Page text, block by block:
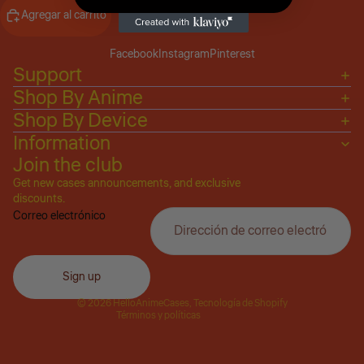
Agregar al carrito
FacebookInstagramPinterest
Support
Shop By Anime
Shop By Device
Information
Join the club
Get new cases announcements, and exclusive
discounts.
Correo electrónico
Sign up
© 2026HelloAnimeCases,Tecnología de Shopify
Términos y políticas
Política de reembolso
Términos del servicio
Información de contacto